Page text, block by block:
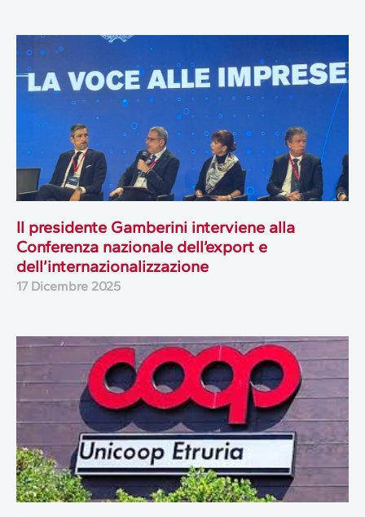
Il presidente Gamberini interviene alla
Conferenza nazionale dell’export e
dell’internazionalizzazione
17 Dicembre 2025